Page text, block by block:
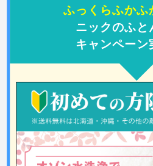
ふっくらふかふ
ニックのふと
キャンペーン